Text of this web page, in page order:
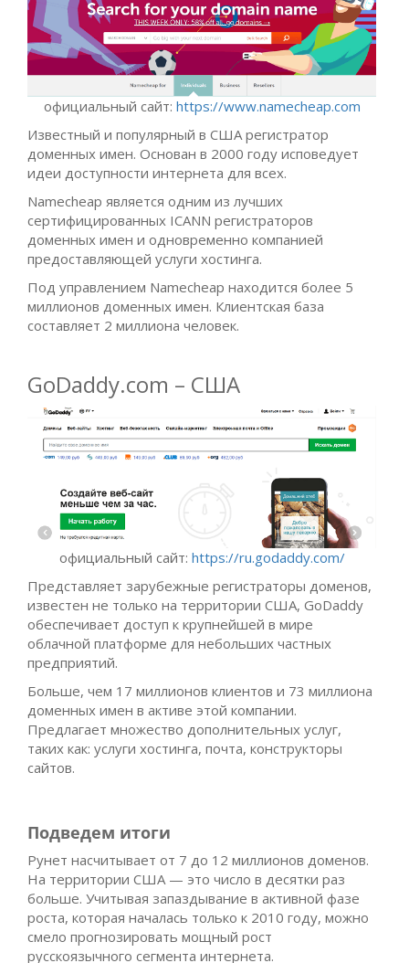
официальный сайт: https://www.namecheap.com
Известный и популярный в США регистратор
доменных имен. Основан в 2000 году исповедует
идеи доступности интернета для всех.
Namecheap является одним из лучших
сертифицированных ICANN регистраторов
доменных имен и одновременно компанией
предоставляющей услуги хостинга.
Под управлением Namecheap находится более 5
миллионов доменных имен. Клиентская база
составляет 2 миллиона человек.
GoDaddy.com – США
официальный сайт: https://ru.godaddy.com/
Представляет зарубежные регистраторы доменов,
известен не только на территории США, GoDaddy
обеспечивает доступ к крупнейшей в мире
облачной платформе для небольших частных
предприятий.
Больше, чем 17 миллионов клиентов и 73 миллиона
доменных имен в активе этой компании.
Предлагает множество дополнительных услуг,
таких как: услуги хостинга, почта, конструкторы
сайтов.
Подведем итоги
Рунет насчитывает от 7 до 12 миллионов доменов.
На территории США — это число в десятки раз
больше. Учитывая запаздывание в активной фазе
роста, которая началась только к 2010 году, можно
смело прогнозировать мощный рост
русскоязычного сегмента интернета.